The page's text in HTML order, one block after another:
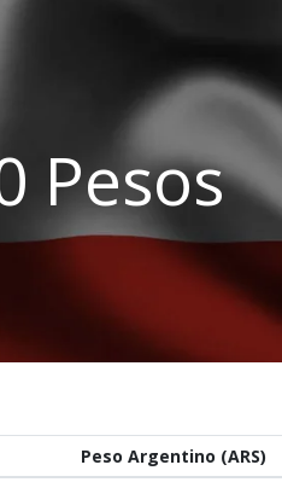
Pesos
Peso Argentino (ARS)